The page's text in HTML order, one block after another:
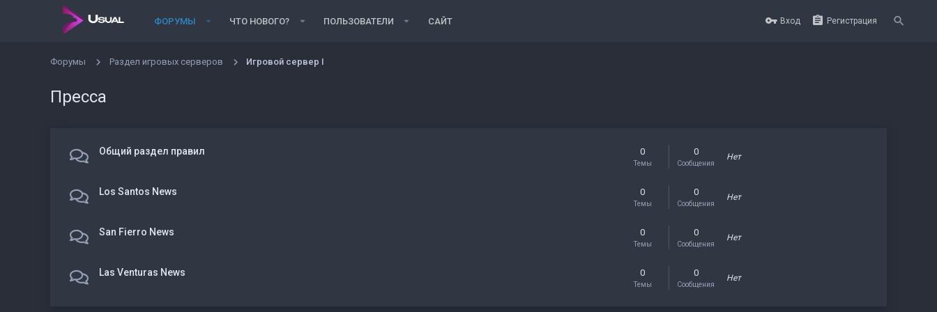
ФОРУМЫ ЧТО НОВОГО? ПОЛЬЗОВАТЕЛИ САЙТ Вход Регистрация
Форумы Раздел игровых серверов Игровой сервер I
Пресса
Общий раздел правил 0
Темы
0
Сообщения
Нет
Los Santos News 0
Темы
0
Сообщения
Нет
San Fierro News 0
Темы
0
Сообщения
Нет
Las Venturas News 0
Темы
0
Сообщения
Нет